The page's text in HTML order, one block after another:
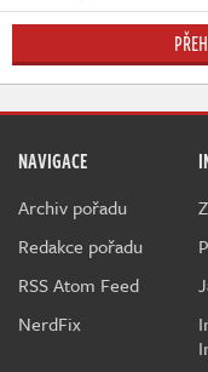
NAVIGACE
Archiv pořadu
Redakce pořadu
RSS Atom Feed
NerdFix